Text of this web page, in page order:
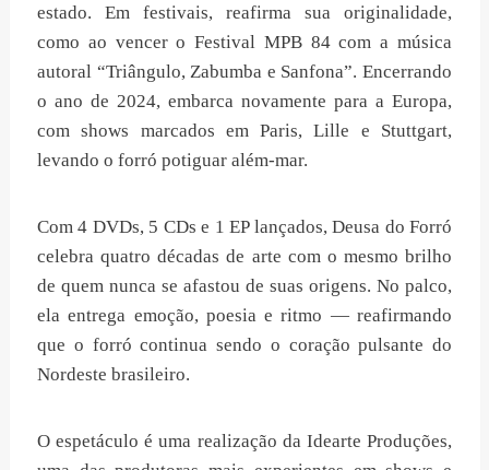
estado. Em festivais, reafirma sua originalidade,
como ao vencer o Festival MPB 84 com a música
autoral “Triângulo, Zabumba e Sanfona”. Encerrando
o ano de 2024, embarca novamente para a Europa,
com shows marcados em Paris, Lille e Stuttgart,
levando o forró potiguar além-mar.
Com 4 DVDs, 5 CDs e 1 EP lançados, Deusa do Forró
celebra quatro décadas de arte com o mesmo brilho
de quem nunca se afastou de suas origens. No palco,
ela entrega emoção, poesia e ritmo — reafirmando
que o forró continua sendo o coração pulsante do
Nordeste brasileiro.
O espetáculo é uma realização da Idearte Produções,